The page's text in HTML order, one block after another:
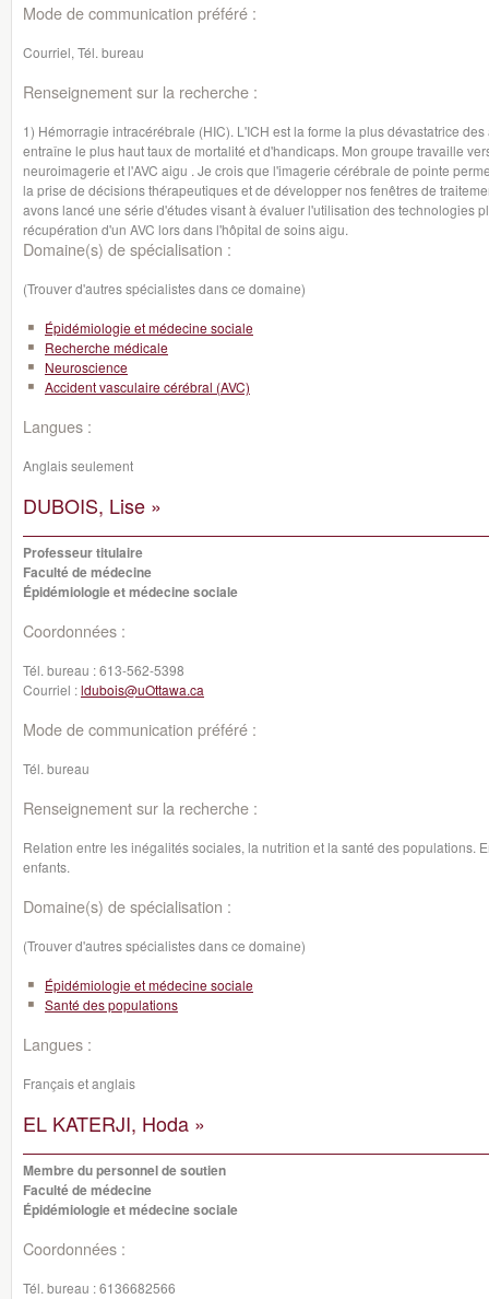
Mode de communication préféré :
Courriel, Tél. bureau
Renseignement sur la recherche :
1) Hémorragie intracérébrale (HIC). L'ICH est la forme la plus dévastatrice
entraîne le plus haut taux de mortalité et d'handicaps. Mon groupe travaille
neuroimagerie et l'AVC aigu . Je crois que l'imagerie cérébrale de pointe
la prise de décisions thérapeutiques et de développer nos fenêtres de
avons lancé une série d'études visant à évaluer l'utilisation des technologies
récupération d'un AVC lors dans l'hôpital de soins aigu.
Domaine(s) de spécialisation :
(Trouver d'autres spécialistes dans ce domaine)
Épidémiologie et médecine sociale
Recherche médicale
Neuroscience
Accident vasculaire cérébral (AVC)
Langues :
Anglais seulement
DUBOIS, Lise »
Professeur titulaire
Faculté de médecine
Épidémiologie et médecine sociale
Coordonnées :
Tél. bureau :613-562-5398
Courriel :ldubois@uOttawa.ca
Mode de communication préféré :
Tél. bureau
Renseignement sur la recherche :
Relation entre les inégalités sociales, la nutrition et la santé des populations.
enfants.
Domaine(s) de spécialisation :
(Trouver d'autres spécialistes dans ce domaine)
Épidémiologie et médecine sociale
Santé des populations
Langues :
Français et anglais
EL KATERJI, Hoda »
Membre du personnel de soutien
Faculté de médecine
Épidémiologie et médecine sociale
Coordonnées :
Tél. bureau :6136682566